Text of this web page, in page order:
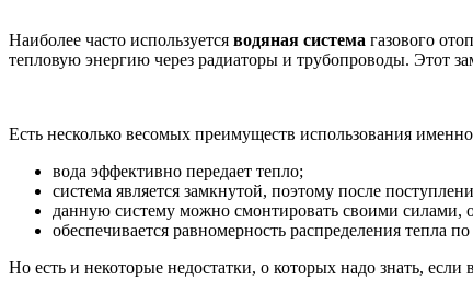
Наиболее часто используется водяная система газового
тепловую энергию через радиаторы и трубопроводы. Этот
Есть несколько весомых преимуществ использования
вода эффективно передает тепло;
система является замкнутой, поэтому после
данную систему можно смонтировать своими силами,
обеспечивается равномерность распределения тепла
Но есть и некоторые недостатки, о которых надо знать,